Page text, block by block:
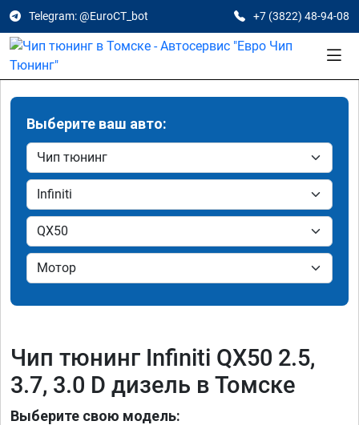
Telegram: @EuroCT_bot +7 (3822) 48-94-08
Выберите ваш авто:
Чип тюнинг Infiniti QX50 2.5,
3.7, 3.0 D дизель в Томске
Выберите свою модель: